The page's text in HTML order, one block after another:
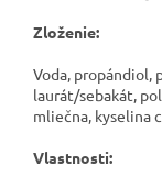
Zloženie:
Voda, propándiol,
laurát/sebakát,
mliečna, kyselina
Vlastnosti: